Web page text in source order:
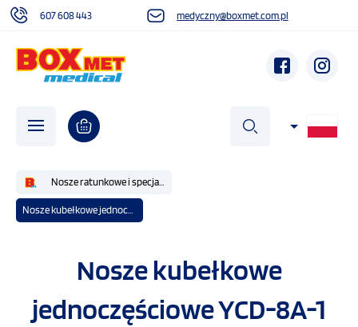
szukaj
607 608 443 medyczny@boxmet.com.pl
AKTUALNOŚCI
Nosze ratunkowe i specjalistyczne
Nosze kubełkowe jednoczęściowe YCD-8A-1
Nosze kubełkowe
jednoczęściowe YCD-8A-1